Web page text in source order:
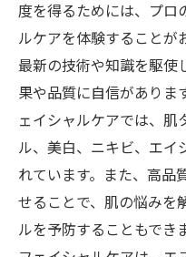
度を得るためには、プロ
ルケアを体験することが
最新の技術や知識を駆使
果や品質に自信がありま
ェイシャルケアでは、肌
ル、美白、ニキビ、エイ
れています。また、高品
せることで、肌の悩みを
ルを予防することもでき